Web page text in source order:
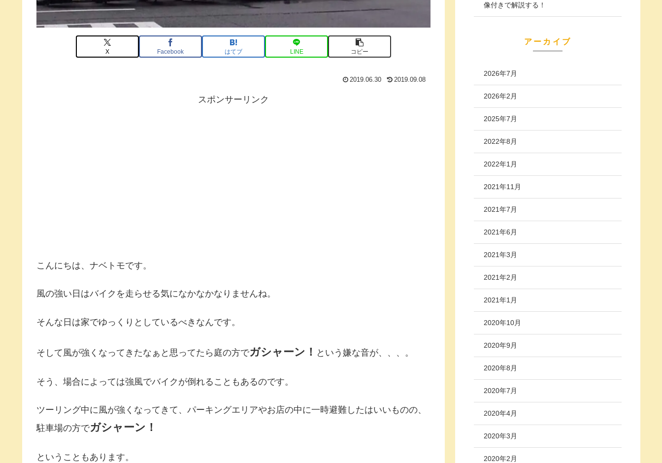
X Facebook はてブ LINE コピー
2019.06.30 2019.09.08
スポンサーリンク
こんにちは、ナベトモです。
風の強い日はバイクを走らせる気になかなかなりませんね。
そんな日は家でゆっくりとしているべきなんです。
そして風が強くなってきたなぁと思ってたら庭の方でガシャーン！ という嫌な音が、、、。
そう、場合によっては強風でバイクが倒れることもあるのです。
ツーリング中に風が強くなってきて、パーキングエリアやお店の中に一時避難したはいいものの、
駐車場の方でガシャーン！
ということもあります。
像付きで解説する！
アーカイブ
2026年7月
2026年2月
2025年7月
2022年8月
2022年1月
2021年11月
2021年7月
2021年6月
2021年3月
2021年2月
2021年1月
2020年10月
2020年9月
2020年8月
2020年7月
2020年4月
2020年3月
2020年2月